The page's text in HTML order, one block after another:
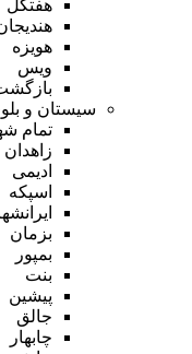
هفتگل
هویزه
ویس
سیستان و
تمام
زاهدان
ادیمی
اسپکه
بزمان
بمپور
بنت
پیشین
جالق
چابهار